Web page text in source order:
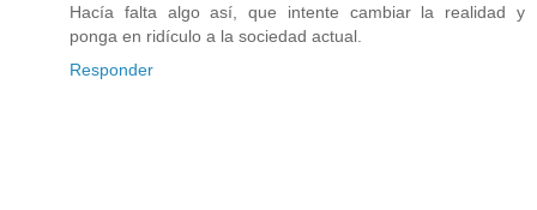
Hacía falta algo así, que intente cambiar la realidad y
ponga en ridículo a la sociedad actual.
Responder